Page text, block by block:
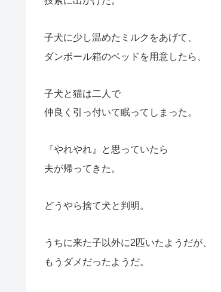
子犬に少し温めたミルクをあげて、
ダンボール箱のベッドを用意したら、
子犬と猫は二人で
仲良く引っ付いて眠ってしまった。
『やれやれ』と思っていたら
夫が帰ってきた。
どうやら捨て犬と判明。
うちに来た子以外に2匹いたようだが、
もうダメだったようだ。